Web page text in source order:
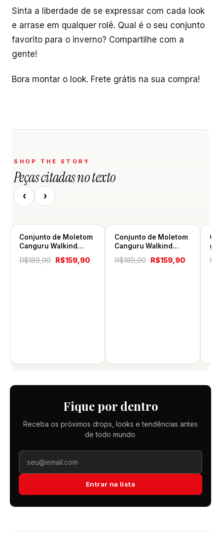
Sinta a liberdade de se expressar com cada look
e arrase em qualquer rolê. Qual é o seu conjunto
favorito para o inverno? Compartilhe com a
gente!
Bora montar o look. Frete grátis na sua compra!
SHOP THE STORY
Peças citadas no texto
‹ ›
Conjunto de Moletom
Canguru Walkind
Indonesi small
R$189,90
O
R$159,90
Conjunto de Moletom
Canguru Walkind
Swag
R$189,90
O
R$159,90 R$
Fique por dentro
Receba os próximos drops, looks e tendências antes
de todo mundo.
Entrar na lista